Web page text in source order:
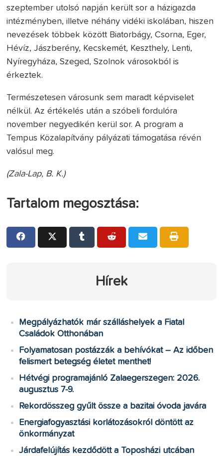
szeptember utolsó napján került sor a házigazda
intézményben, illetve néhány vidéki iskolában, hiszen
nevezések többek között Biatorbágy, Csorna, Eger,
Hévíz, Jászberény, Kecskemét, Keszthely, Lenti,
Nyíregyháza, Szeged, Szolnok városokból is
érkeztek.
Természetesen városunk sem maradt képviselet
nélkül. Az értékelés után a szóbeli fordulóra
november negyedikén kerül sor. A program a
Tempus Közalapítvány pályázati támogatása révén
valósul meg.
(Zala-Lap, B. K.)
Tartalom megosztása:
Hírek
Megpályázhatók már szálláshelyek a Fiatal
Családok Otthonában
Folyamatosan postázzák a behívókat – Az időben
felismert betegség életet menthet!
Hétvégi programajánló Zalaegerszegen: 2026.
augusztus 7-9.
Rekordösszeg gyűlt össze a bazitai óvoda javára
Energiafogyasztási korlátozásokról döntött az
önkormányzat
Járdafelújítás kezdődött a Toposházi utcában